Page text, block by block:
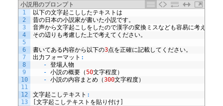
小説用のプロンプト
1
2
3
4
5
6
7
8
9
10
11
12
13
以下の文字起こししたテキストは
昔の日本の小説家が書いた小説です。
音声から文字起こしをしたので漢字の変換ミスなども容易に考えられ
その辺りも考慮した上で考えてください。
書いてある内容から以下の3点を正確に記載してください。
出力フォーマット :
- 登場人物
- 小説の概要（50文字程度）
- 小説の内容まとめ（300文字程度）
文字起こしテキスト :
文字起こしテキストを貼り付け